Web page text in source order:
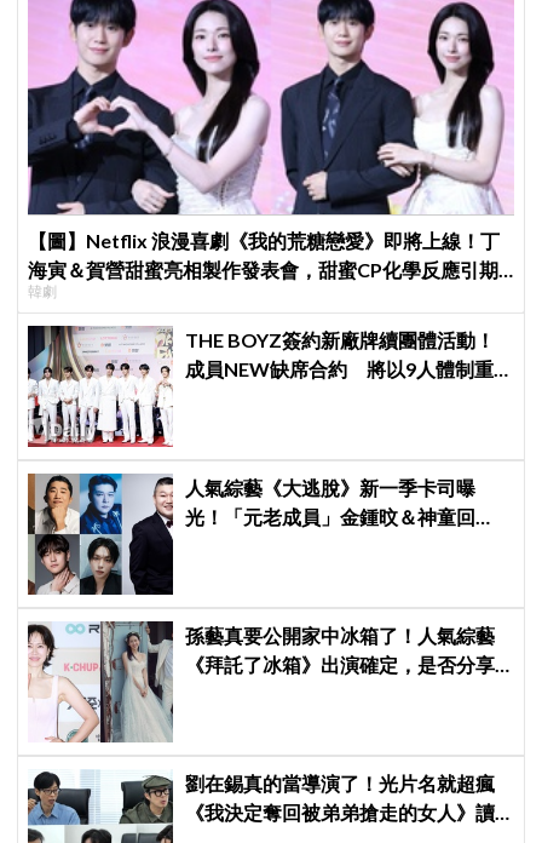
【圖】Netflix 浪漫喜劇《我的荒糖戀愛》即將上線！丁
海寅＆賀營甜蜜亮相製作發表會，甜蜜CP化學反應引期
待
韓劇
THE BOYZ簽約新廠牌續團體活動！
成員NEW缺席合約 將以9人體制重
人氣綜藝《大逃脫》新一季卡司曝
光！「元老成員」金鍾旼＆神童回
孫藝真要公開家中冰箱了！人氣綜藝
《拜託了冰箱》出演確定，是否分享
劉在錫真的當導演了！光片名就超瘋
《我決定奪回被弟弟搶走的女人》讀